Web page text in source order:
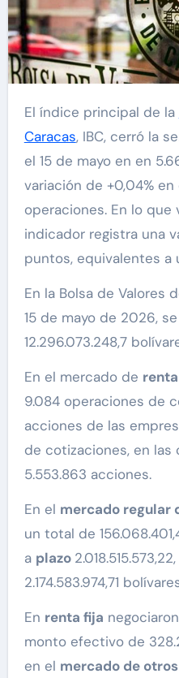
El índice principal de la
Caracas, IBC, cerró la
el 15 de mayo en en
variación de +0,04%
operaciones. En lo que
indicador registra una
puntos, equivalentes a
En la Bolsa de Valores
15 de mayo de 2026,
12.296.073.248,7
En el mercado de
9.084 operaciones de
acciones de las
de cotizaciones, en las
5.553.863 acciones.
En el mercado regular
un total de
a plazo
2.174.583.974,71
En renta fija
monto efectivo de
en el mercado de